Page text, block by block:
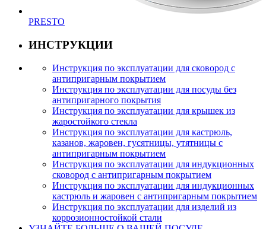
PRESTO
ИНСТРУКЦИИ
Инструкция по эксплуатации для сковород с
антипригарным покрытием
Инструкция по эксплуатации для посуды без
антипригарного покрытия
Инструкция по эксплуатации для крышек из
жаростойкого стекла
Инструкция по эксплуатации для кастрюль,
казанов, жаровен, гусятницы, утятницы с
антипригарным покрытием
Инструкция по эксплуатации для индукционных
сковород с антипригарным покрытием
Инструкция по эксплуатации для индукционных
кастрюль и жаровен с антипригарным покрытием
Инструкция по эксплуатации для изделий из
коррозионностойкой стали